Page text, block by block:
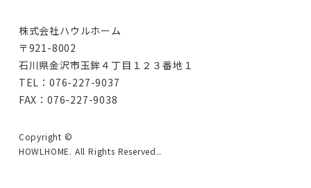
株式会社ハウルホーム
〒921-8002
石川県金沢市玉鉾４丁目１２３番地１
TEL：076-227-9037
FAX：076-227-9038
Copyright ©
HOWLHOME. All Rights Reserved..